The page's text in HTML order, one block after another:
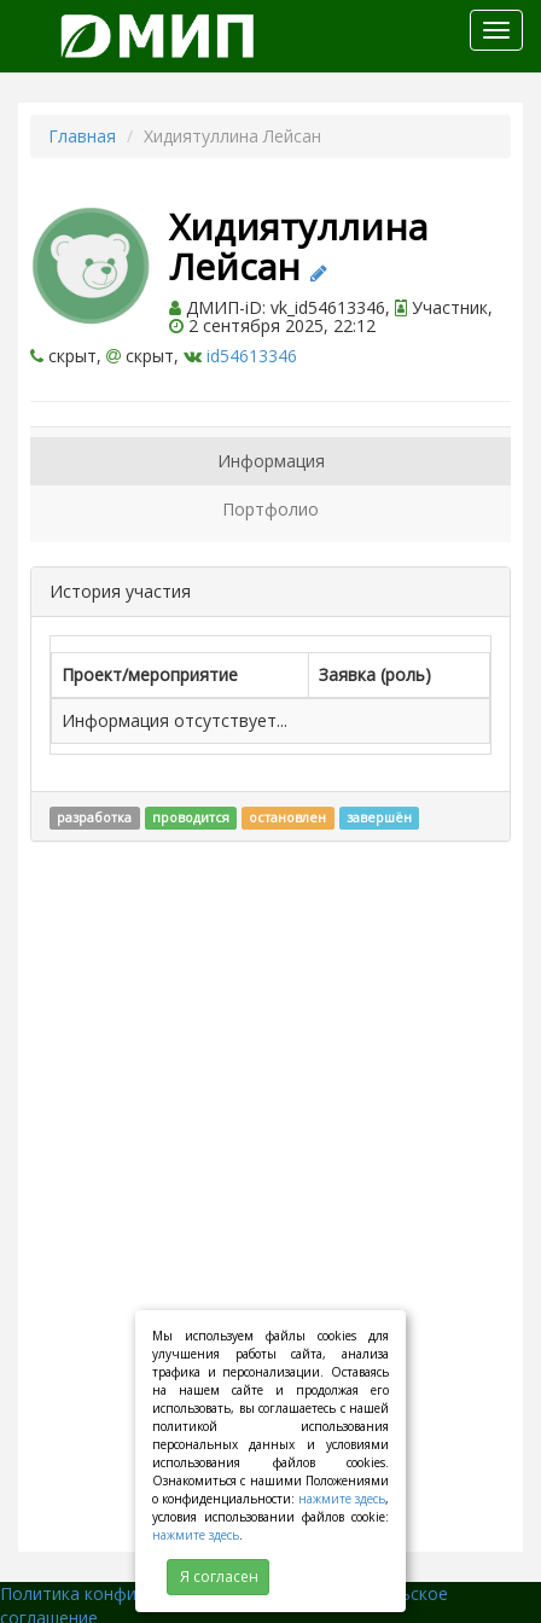
меню
Главная Хидиятуллина Лейсан
Хидиятуллина
Лейсан
ДМИП-iD: vk_id54613346, Участник,
2 сентября 2025, 22:12
скрыт,
скрыт, id54613346
Информация
Портфолио
История участия
Проект/мероприятие
Заявка (роль)
Информация отсутствует...
разработка проводится остановлен завершён
Политика конфиденциальности||
Пользовательское
соглашение
Мы используем файлы cookies для
улучшения работы сайта, анализа
трафика и персонализации. Оставаясь
на нашем сайте и продолжая его
использовать, вы соглашаетесь с нашей
политикой использования
персональных данных и условиями
использования файлов cookies.
Ознакомиться с нашими Положениями
о конфиденциальности: нажмите здесь,
условия использовании файлов cookie:
нажмите здесь.
Я согласен